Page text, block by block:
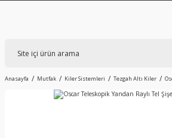
Anasayfa Mutfak Kiler Sistemleri Tezgah Altı Kiler